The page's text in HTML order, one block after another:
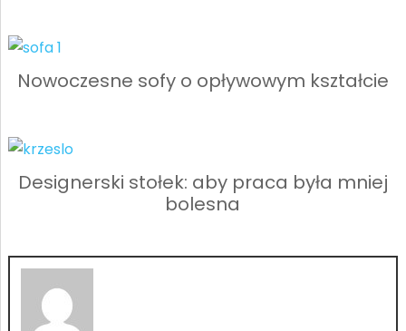
Nowoczesne sofy o opływowym kształcie
Designerski stołek: aby praca była mniej
bolesna